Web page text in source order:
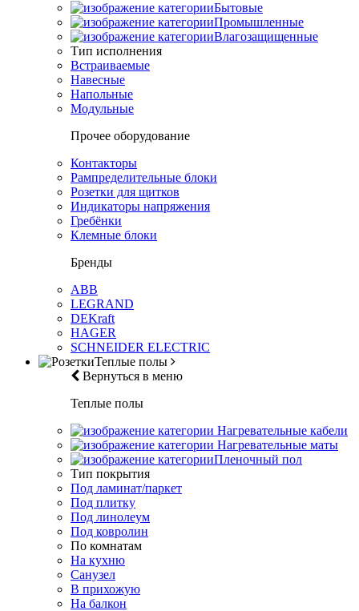
Бытовые
Промышленные
Влагозащищенные
Тип исполнения
Встраиваемые
Навесные
Напольные
Модульные
Прочее оборудование
Контакторы
Рампределительные блоки
Розетки для щитков
Индикаторы напряжения
Гребёнки
Клемные блоки
Бренды
ABB
LEGRAND
DEKraft
HAGER
SCHNEIDER ELECTRIC
Теплые полы
Вернуться в меню
Теплые полы
Нагревательные кабели
Нагревательные маты
Пленочный пол
Тип покрытия
Под ламинат/паркет
Под плитку
Под линолеум
Под ковролин
По комнатам
На кухню
Санузел
В прихожую
На балкон